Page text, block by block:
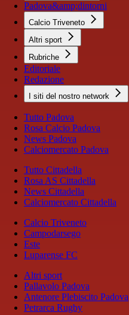
Padova&amp;dintorni
Calcio Triveneto
Altri sport
Rubriche
Editoriale
Redazione
I siti del nostro network
Tutto Padova
Rosa Calcio Padova
News Padova
Calciomercato Padova
Tutto Cittadella
Rosa AS Cittadella
News Cittadella
Calciomercato Cittadella
Calcio Triveneto
Campodarsego
Este
Luparense FC
Altri sport
Pallavolo Padova
Antenore Plebiscito Padova
Petrarca Rugby